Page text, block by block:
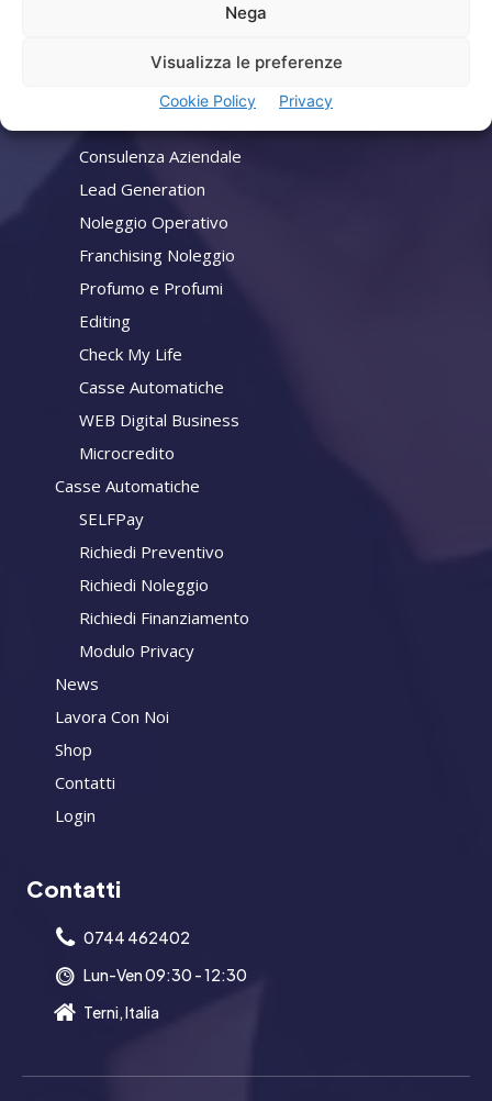
Nega
Visualizza le preferenze
Cookie Policy Privacy
Consulenza Aziendale
Lead Generation
Noleggio Operativo
Franchising Noleggio
Profumo e Profumi
Editing
Check My Life
Casse Automatiche
WEB Digital Business
Microcredito
Casse Automatiche
SELFPay
Richiedi Preventivo
Richiedi Noleggio
Richiedi Finanziamento
Modulo Privacy
News
Lavora Con Noi
Shop
Contatti
Login
Contatti
0744 462402
Lun-Ven 09:30 - 12:30
Terni, Italia